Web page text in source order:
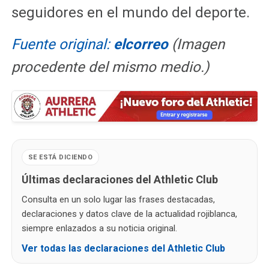
seguidores en el mundo del deporte.
Fuente original: elcorreo(Imagen
procedente del mismo medio.)
SE ESTÁ DICIENDO
Últimas declaraciones del Athletic Club
Consulta en un solo lugar las frases destacadas,
declaraciones y datos clave de la actualidad rojiblanca,
siempre enlazados a su noticia original.
Ver todas las declaraciones del Athletic Club